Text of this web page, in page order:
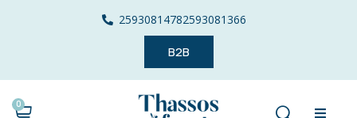
25930814782593081366
B2B
0